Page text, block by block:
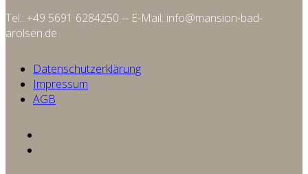
Tel.: +49 5691 6284250 -- E-Mail: info@mansion-bad-
arolsen.de
Datenschutzerklärung
Impressum
AGB